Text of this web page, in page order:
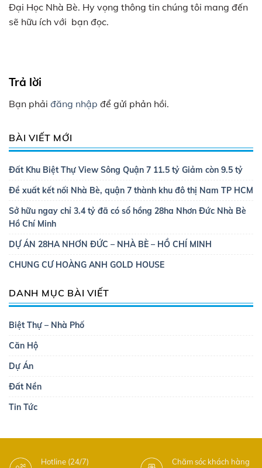
Đại Học Nhà Bè. Hy vọng thông tin chúng tôi mang đến
sẽ hữu ích với bạn đọc.
Trả lời
Bạn phải đăng nhập để gửi phản hồi.
BÀI VIẾT MỚI
Đất Khu Biệt Thự View Sông Quận 7 11.5 tỷ Giảm còn 9.5 tỷ
Đề xuất kết nối Nhà Bè, quận 7 thành khu đô thị Nam TP HCM
Sở hữu ngay chỉ 3.4 tỷ đã có sổ hồng 28ha Nhơn Đức Nhà Bè
Hồ Chí Minh
DỰ ÁN 28HA NHƠN ĐỨC – NHÀ BÈ – HỒ CHÍ MINH
CHUNG CƯ HOÀNG ANH GOLD HOUSE
DANH MỤC BÀI VIẾT
Biệt Thự – Nhà Phố
Căn Hộ
Dự Án
Đất Nền
Tin Tức
Hotline (24/7)
Chăm sóc khách hàng